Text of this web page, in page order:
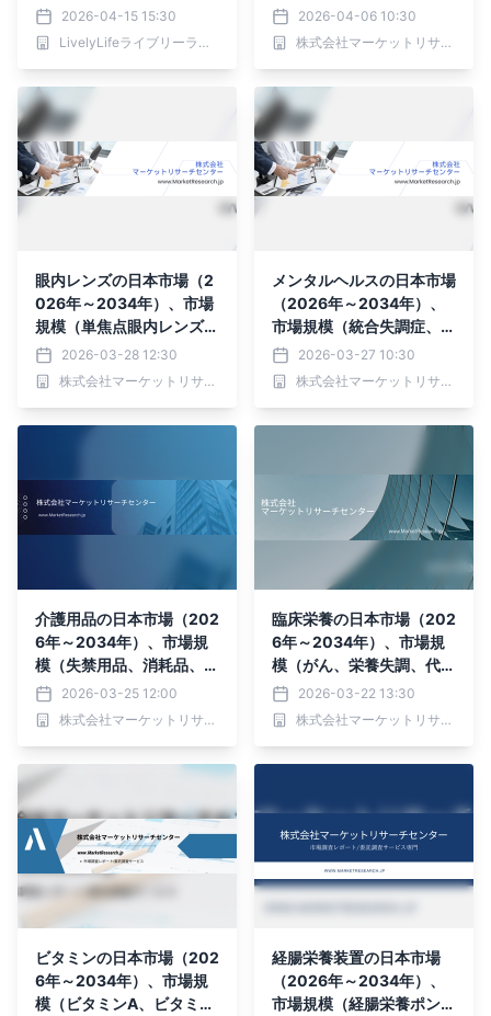
搭載の2in1電動爪切り＆爪
磨き新発売
2026-04-15 15:30
LivelyLifeライブリーライフ株式会社
ウェアソリューション、ハ
ードウェアコンポーネン
ト、プロフェッショナルサ
発表
2026-04-06 10:30
株式会社マーケットリサーチセンター
眼内レンズの日本市場（2
026年～2034年）、市場
規模（単焦点眼内レンズ、
多焦点眼内レンズ、トーリ
ック眼内レンズ）・分析レ
ポートを発表
2026-03-28 12:30
株式会社マーケットリサーチセンター
メンタルヘルスの日本市場
（2026年～2034年）、
市場規模（統合失調症、ア
ルコール使用障害、双極性
障害）・分析レポートを発
表
2026-03-27 10:30
株式会社マーケットリサーチセンター
介護用品の日本市場（202
6年～2034年）、市場規
模（失禁用品、消耗品、補
助器具）・分析レポートを
発表
2026-03-25 12:00
株式会社マーケットリサーチセンター
臨床栄養の日本市場（202
6年～2034年）、市場規
模（がん、栄養失調、代謝
障害、胃腸障害、神経障
害、がん、栄養失調）・分
析レポートを発表
2026-03-22 13:30
株式会社マーケットリサーチセンター
ビタミンの日本市場（202
6年～2034年）、市場規
模（ビタミンA、ビタミン
経腸栄養装置の日本市場
（2026年～2034年）、
市場規模（経腸栄養ポン